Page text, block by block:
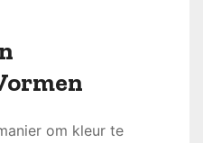
om kleur te